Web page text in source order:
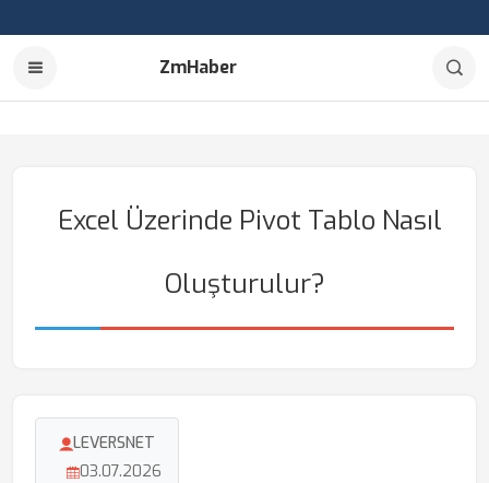
ZmHaber
Excel Üzerinde Pivot Tablo Nasıl
Oluşturulur?
LEVERSNET
03.07.2026